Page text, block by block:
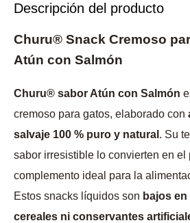
Descripción del producto
Churu® Snack Cremoso
Atún con Salmón
Churu® sabor Atún con Salmón
cremoso para gatos, elaborado con
salvaje 100 % puro y natural . Su
sabor irresistible lo convierten en el
complemento ideal para la
Estos snacks líquidos son bajos
cereales ni conservantes